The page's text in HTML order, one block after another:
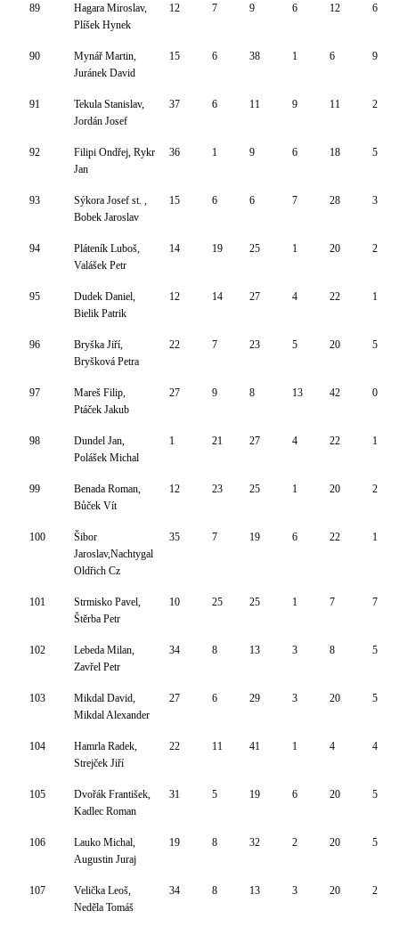
89
Hagara Miroslav,
Plíšek Hynek
12 7 9 6 12 6
90
Mynář Martin,
Juránek David
15 6 38 1 6 9
91
Tekula Stanislav,
Jordán Josef
37 6 11 9 11 2
92
Filipi Ondřej, Rykr
Jan
36 1 9 6 18 5
93
Sýkora Josef st. ,
Bobek Jaroslav
15 6 6 7 28 3
94
Pláteník Luboš,
Valášek Petr
14 19 25 1 20 2
95
Dudek Daniel,
Bielik Patrik
12 14 27 4 22 1
96
Bryška Jiří,
Bryšková Petra
22 7 23 5 20 5
97
Mareš Filip,
Ptáček Jakub
27 9 8 13 42 0
98
Dundel Jan,
Polášek Michal
1 21 27 4 22 1
99
Benada Roman,
Bůček Vít
12 23 25 1 20 2
100
Šibor
Jaroslav,Nachtygal
Oldřich Cz
35 7 19 6 22 1
101
Strmisko Pavel,
Štěrba Petr
10 25 25 1 7 7
102
Lebeda Milan,
Zavřel Petr
34 8 13 3 8 5
103
Mikdal David,
Mikdal Alexander
27 6 29 3 20 5
104
Hamrla Radek,
Strejček Jiří
22 11 41 1 4 4
105
Dvořák František,
Kadlec Roman
31 5 19 6 20 5
106
Lauko Michal,
Augustin Juraj
19 8 32 2 20 5
107
Velička Leoš,
Neděla Tomáš
34 8 13 3 20 2